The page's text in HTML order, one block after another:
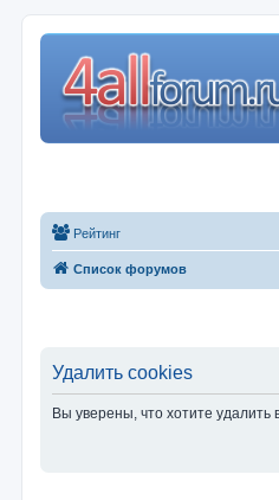
Рейтинг
Список форумов
Удалить cookies
Вы уверены, что хотите